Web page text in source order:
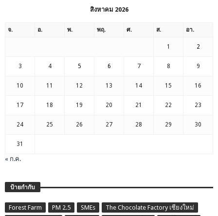
สิงหาคม 2026
จ. อ. พ. พฤ. ศ. ส. อา.
1 2
3 4 5 6 7 8 9
10 11 12 13 14 15 16
17 18 19 20 21 22 23
24 25 26 27 28 29 30
31
« ก.ค.
ป้ายกำกับ
Forest Farm PM 2.5 SMEs
The Chocolate Factory เชียงใหม่